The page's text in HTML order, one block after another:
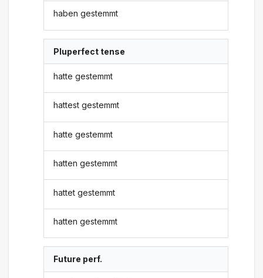
haben gestemmt
Pluperfect tense
hatte gestemmt
hattest gestemmt
hatte gestemmt
hatten gestemmt
hattet gestemmt
hatten gestemmt
Future perf.